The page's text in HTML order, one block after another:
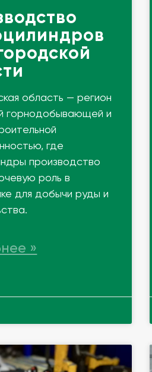
область — регион
горнодобывающей и
где
производство
роль в
для добычи руды и
»